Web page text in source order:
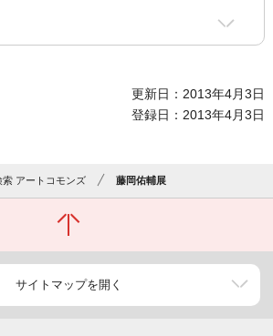
更新日：2013年4月3日
登録日：2013年4月3日
索 アートコモンズ 藤岡佑輔展
サイトマップを開く